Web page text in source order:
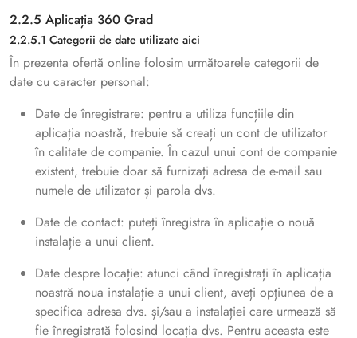
2.2.5 Aplicația 360 Grad
2.2.5.1 Categorii de date utilizate aici
În prezenta ofertă online folosim următoarele categorii de
date cu caracter personal:
Date de înregistrare: pentru a utiliza funcțiile din
aplicația noastră, trebuie să creați un cont de utilizator
în calitate de companie. În cazul unui cont de companie
existent, trebuie doar să furnizați adresa de e-mail sau
numele de utilizator și parola dvs.
Date de contact: puteți înregistra în aplicație o nouă
instalație a unui client.
Date despre locație: atunci când înregistrați în aplicația
noastră noua instalație a unui client, aveți opțiunea de a
specifica adresa dvs. și/sau a instalației care urmează să
fie înregistrată folosind locația dvs. Pentru aceasta este